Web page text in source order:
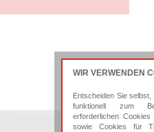
WIR VERWENDEN
Entscheiden Sie
funktionell zum
erforderlichen Cookies
sowie Cookies für